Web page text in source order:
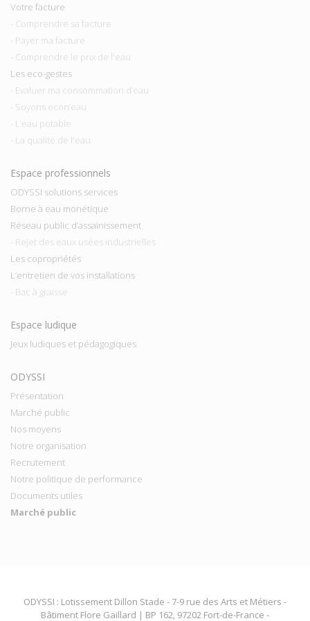
Votre facture
- Comprendre sa facture
- Payer ma facture
- Comprendre le prix de l'eau
Les eco-gestes
- Evaluer ma consommation d’eau
- Soyons econ’eau
- L’eau potable
- La qualité de l'eau
Espace professionnels
ODYSSI solutions services
Borne à eau monétique
Réseau public d’assainissement
- Rejet des eaux usées industrielles
Les copropriétés
L’entretien de vos installations
- Bac à graisse
Espace ludique
Jeux ludiques et pédagogiques
ODYSSI
Présentation
Marché public
Nos moyens
Notre organisation
Recrutement
Notre politique de performance
Documents utiles
Marché public
ODYSSI : Lotissement Dillon Stade - 7-9 rue des Arts et Métiers -
Bâtiment Flore Gaillard | BP 162, 97202 Fort-de-France -